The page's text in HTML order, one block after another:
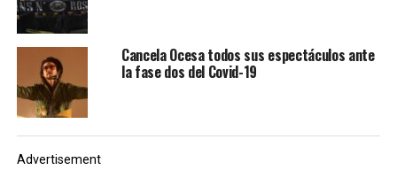
Biznaga, Enrique Bunbury,
Fangoria, Gustavo
Santaolalla, Kyary Pamyu
Pamyu, Portugal The Man,
Usted Señálemelo y Vetusta
Cancela Ocesa todos sus espectáculos ante
la fase dos del Covid-19
Advertisement